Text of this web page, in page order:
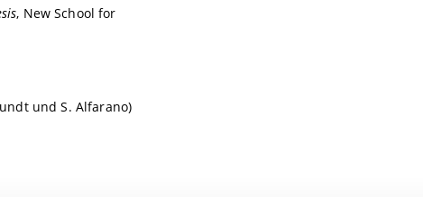
, New School for
und S. Alfarano)